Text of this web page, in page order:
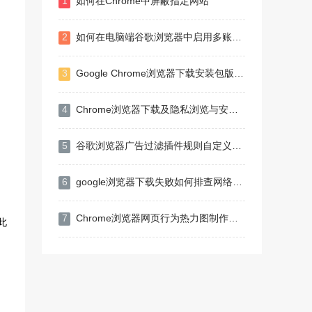
2 如何在电脑端谷歌浏览器中启用多账户管理
3 Google Chrome浏览器下载安装包版本切换指南
4 Chrome浏览器下载及隐私浏览与安全配置指南
5 谷歌浏览器广告过滤插件规则自定义教程及案例分享
6 google浏览器下载失败如何排查网络连接异常
7 Chrome浏览器网页行为热力图制作全流程解析